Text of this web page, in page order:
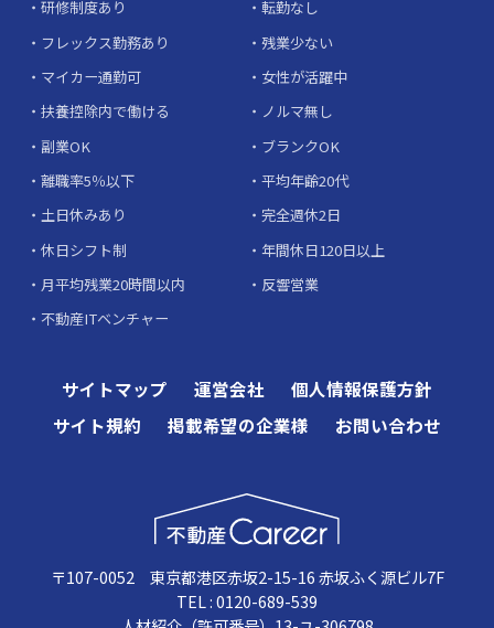
研修制度あり
転勤なし
フレックス勤務あり
残業少ない
マイカー通勤可
女性が活躍中
扶養控除内で働ける
ノルマ無し
副業OK
ブランクOK
離職率5％以下
平均年齢20代
土日休みあり
完全週休2日
休日シフト制
年間休日120日以上
月平均残業20時間以内
反響営業
不動産ITベンチャー
サイトマップ 運営会社
個人情報保護方針
サイト規約
掲載希望の企業様 お問い合わせ
〒107-0052 東京都港区赤坂2-15-16 赤坂ふく源ビル7F
TEL : 0120-689-539